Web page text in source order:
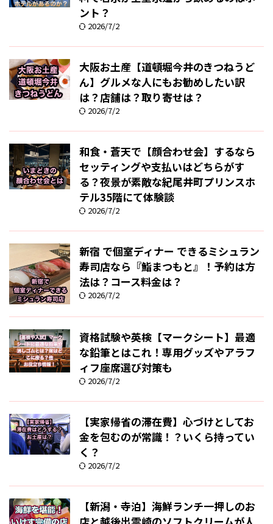
ント？
2026/7/2
大阪お土産【道頓堀今井のきつねうど
ん】グルメな人にもお勧めしたい訳
は？店舗は？取り寄せは？
2026/7/2
和食・蒼天で【顔合わせ会】するなら
セッティングや支払いはどちらがす
る？夜景が素敵な紀尾井町プリンスホ
テル35階にて体験談
2026/7/2
新宿 で個室ディナー できるミシュラン
寿司店なら『鮨まつもと』！予約は方
法は？コース料金は？
2026/7/2
資格試験や英検【マークシート】最適
な鉛筆とはこれ！専用グッズやアラフ
ィフ座席選び対策も
2026/7/2
【実家帰省の滞在費】心づけとしてお
金を包むのが常識！？いくら持ってい
く？
2026/7/2
【新潟・寺泊】海鮮ランチ一押しのお